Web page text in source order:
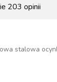
stalowa
203 opinii